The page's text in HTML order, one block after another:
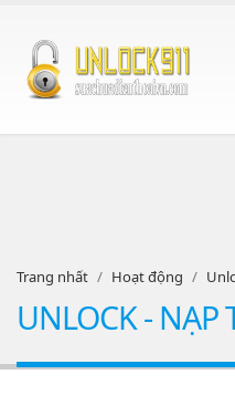
Trang nhất Hoạt động
UNLOCK - NẠP